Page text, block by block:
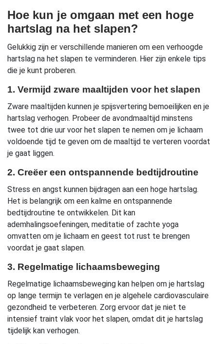
Hoe kun je omgaan met een hoge
hartslag na het slapen?
Gelukkig zijn er verschillende manieren om een verhoogde
hartslag na het slapen te verminderen. Hier zijn enkele tips
die je kunt proberen.
1. Vermijd zware maaltijden voor het slapen
Zware maaltijden kunnen je spijsvertering bemoeilijken en je
hartslag verhogen. Probeer de avondmaaltijd minstens
twee tot drie uur voor het slapen te nemen om je lichaam
voldoende tijd te geven om de maaltijd te verteren voordat
je gaat liggen.
2. Creëer een ontspannende bedtijdroutine
Stress en angst kunnen bijdragen aan een hoge hartslag.
Het is belangrijk om een kalme en ontspannende
bedtijdroutine te ontwikkelen. Dit kan
ademhalingsoefeningen, meditatie of zachte yoga
omvatten om je lichaam en geest tot rust te brengen
voordat je gaat slapen.
3. Regelmatige lichaamsbeweging
Regelmatige lichaamsbeweging kan helpen om je hartslag
op lange termijn te verlagen en je algehele cardiovasculaire
gezondheid te verbeteren. Zorg ervoor dat je niet te
intensief traint vlak voor het slapen, omdat dit je hartslag
tijdelijk kan verhogen.